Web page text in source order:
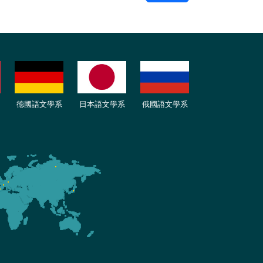
德國語文學系 日本語文學系 俄國語文學系